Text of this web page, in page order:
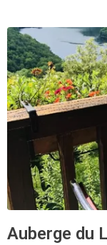
Auberge du